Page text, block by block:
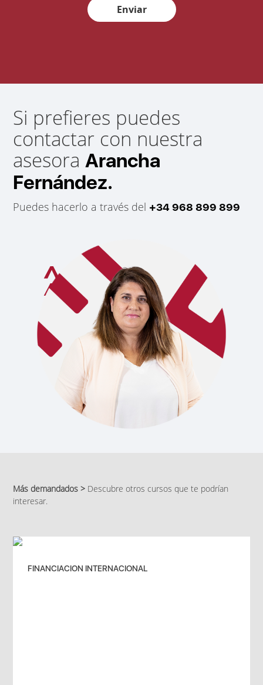
Enviar
Si prefieres puedes
contactar con nuestra
asesoraArancha
Fernández.
Puedes hacerlo a través del +34 968 899 899
Más demandados > Descubre otros cursos que te podrían
interesar.
FINANCIACION INTERNACIONAL